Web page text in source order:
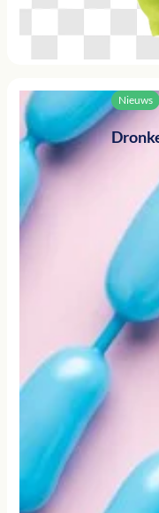
Nieuws